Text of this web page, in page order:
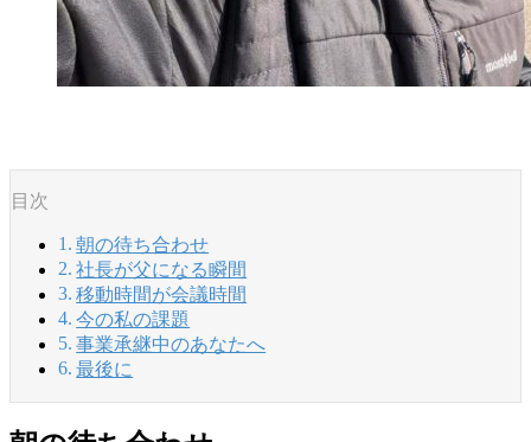
目次
朝の待ち合わせ
社長が父になる瞬間
移動時間が会議時間
今の私の課題
事業承継中のあなたへ
最後に